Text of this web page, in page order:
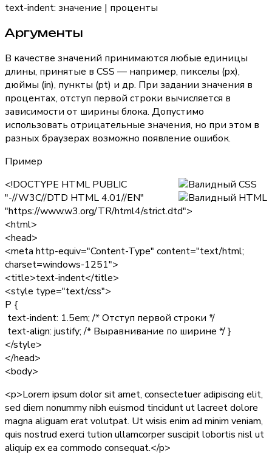
text-indent: значение | проценты
Аргументы
В качестве значений принимаются любые единицы
длины, принятые в CSS — например, пикселы (px),
дюймы (in), пункты (pt) и др. При задании значения в
процентах, отступ первой строки вычисляется в
зависимости от ширины блока. Допустимо
использовать отрицательные значения, но при этом в
разных браузерах возможно появление ошибок.
Пример
<!DOCTYPE HTML PUBLIC
"-//W3C//DTD HTML 4.01//EN"
"https://www.w3.org/TR/html4/strict.dtd">
<html>
<head>
<meta http-equiv="Content-Type" content="text/html;
charset=windows-1251">
<title>text-indent</title>
<style type="text/css">
P {
text-indent: 1.5em;/* Отступ первой строки */
text-align: justify;/* Выравнивание по ширине */}
</style>
</head>
<body>
<p>Lorem ipsum dolor sit amet, consectetuer adipiscing elit,
sed diem nonummy nibh euismod tincidunt ut lacreet dolore
magna aliguam erat volutpat. Ut wisis enim ad minim veniam,
quis nostrud exerci tution ullamcorper suscipit lobortis nisl ut
aliquip ex ea commodo consequat.</p>